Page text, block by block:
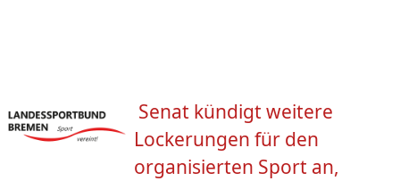
Senat kündigt weitere
Lockerungen für den
organisierten Sport an,